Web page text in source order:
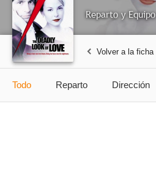
Reparto y Equipo
Volver a la ficha
Todo Reparto Dirección